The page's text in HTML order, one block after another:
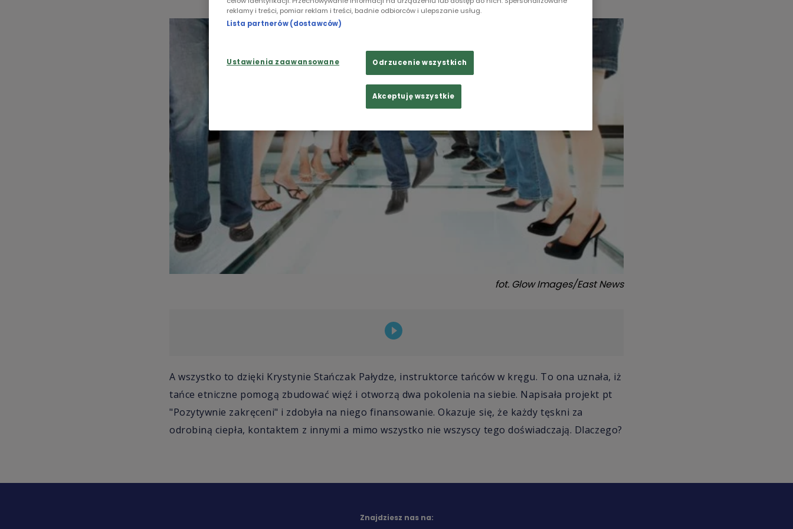
fot. Glow Images/East News
A wszystko to dzięki Krystynie Stańczak Pałydze, instruktorce tańców w kręgu. To ona uznała, iż
tańce etniczne pomogą zbudować więź i otworzą dwa pokolenia na siebie. Napisała projekt pt
"Pozytywnie zakręceni" i zdobyła na niego finansowanie. Okazuje się, że każdy tęskni za
odrobiną ciepła, kontaktem z innymi a mimo wszystko nie wszyscy tego doświadczają. Dlaczego?
Znajdziesz nas na:
reklamy i treści, pomiar reklam i treści, badnie odbiorców i ulepszanie usług.
Lista partnerów (dostawców)
Ustawienia zaawansowane Odrzucenie wszystkich
Akceptuję wszystkie